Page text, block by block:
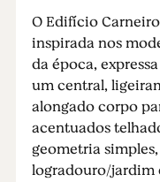
O Edifício
inspirada nos
da época,
um central,
alongado corpo
acentuados
geometria
logradouro/jardim